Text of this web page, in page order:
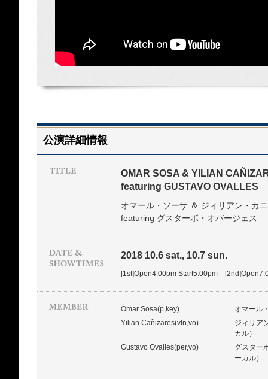
公演詳細情報
OMAR SOSA & YILIAN
featuring GUSTAVO OVALLES
オマール・ソーサ ＆ ジィリアン・カ
featuring グスターボ・オバージェス
2018 10.6 sat., 10.7 sun.
[1st]Open4:00pm Start5:00pm
Omar Sosa(p,key)
オマール
Yilian Cañizares(vln,vo)
ジィリア
カル）
Gustavo Ovalles(per,vo)
グスター
ーカル）